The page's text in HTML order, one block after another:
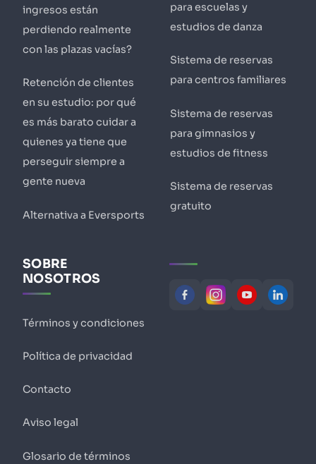
ingresos están
perdiendo realmente
con las plazas vacías?
Retención de clientes
en su estudio: por qué
es más barato cuidar a
quienes ya tiene que
perseguir siempre a
gente nueva
Alternativa a Eversports
para escuelas y
estudios de danza
Sistema de reservas
para centros familiares
Sistema de reservas
para gimnasios y
estudios de fitness
Sistema de reservas
gratuito
SOBRE
NOSOTROS
Términos y condiciones
Política de privacidad
Contacto
Aviso legal
Glosario de términos